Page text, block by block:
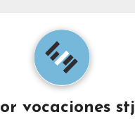
vocaciones stj